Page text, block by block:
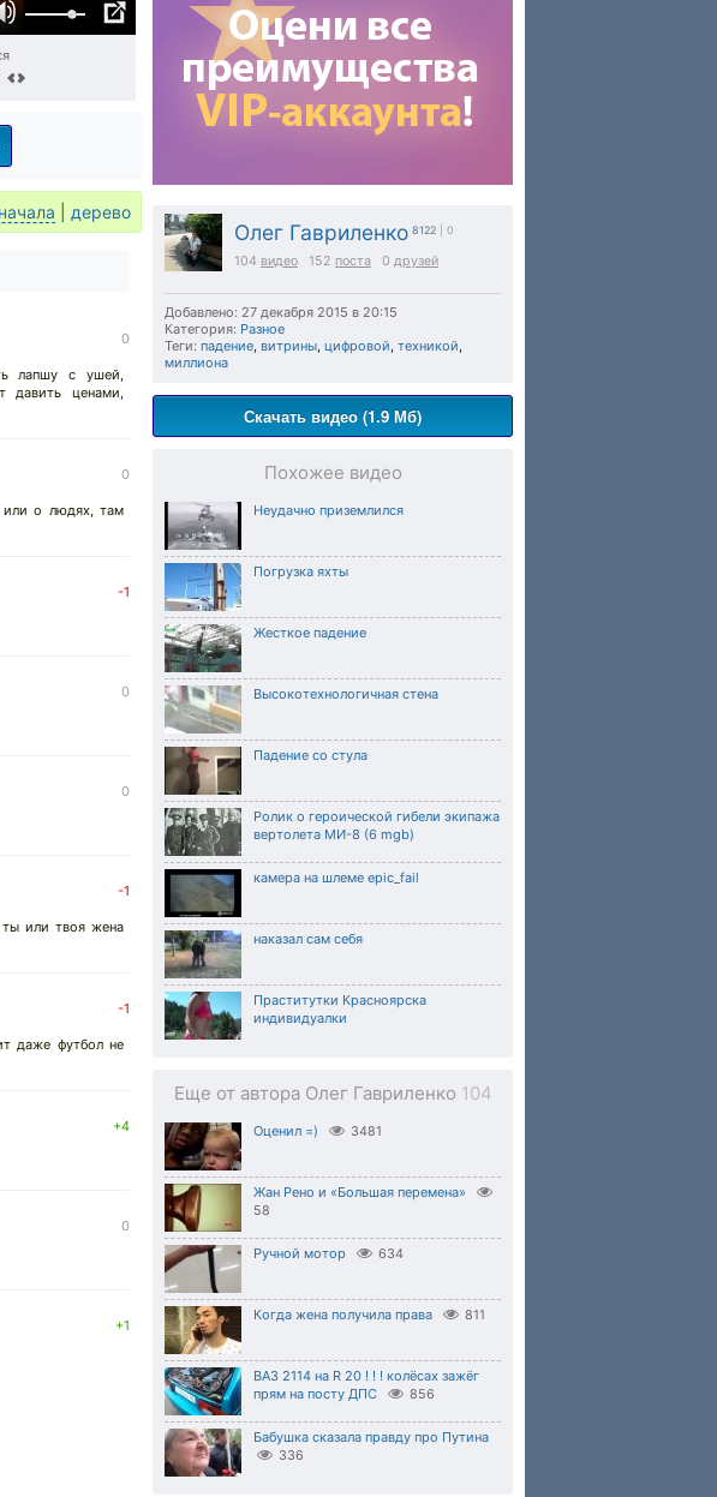
Олег Гавриленко 8122 | 0
104 видео 152 поста 0 друзей
Добавлено: 27 декабря 2015 в 20:15
Категория: Разное
Теги: падение, витрины, цифровой, техникой,
миллиона
Скачать видео (1.9 Мб)
Похожее видео
Неудачно приземлился
Погрузка яхты
Жесткое падение
Высокотехнологичная стена
Падение со стула
Ролик о героической гибели экипажа
вертолета МИ-8 (6 mgb)
камера на шлеме epic_fail
наказал сам себя
Праститутки Красноярска
индивидуалки
Еще от автора Олег Гавриленко 104
Оценил =) 3481
Жан Рено и «Большая перемена»
58
Ручной мотор 634
Когда жена получила права 811
ВАЗ 2114 на R 20 ! ! ! колёсах зажёг
прям на посту ДПС
856
Бабушка сказала правду про Путина
336
дерево
0
лапшу с ушей,
давить ценами,
0
или о людях, там
-1
0
0
-1
ты или твоя жена
-1
даже футбол не
+4
0
+1